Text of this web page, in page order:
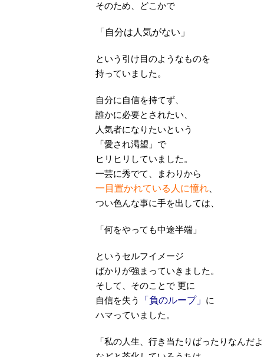
そのため、どこかで
「自分は人気がない」
という引け目のようなものを
持っていました。
自分に自信を持てず、
誰かに必要とされたい、
人気者になりたいという
「愛され渇望」で
ヒリヒリしていました。
一芸に秀でて、まわりから
一目置かれている人に憧れ
つい色んな事に手を出しては、
「何をやっても中途半端」
というセルフイメージ
ばかりが強まっていきました。
そして、そのことで 更に
自信を失う
「負のループ」 に
ハマっていました。
「私の人生、行き当たりばったりなんだ